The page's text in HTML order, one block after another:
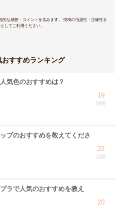
的な感想・コメントを含みます。 投稿の信憑性・正確性を
してご利用ください。
おすすめランキング
気色のおすすめは？
19
回答
プのおすすめを教えてくださ
22
回答
ラで人気のおすすめを教え
20